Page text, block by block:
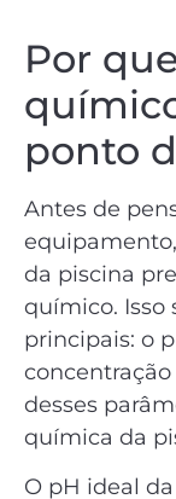
Por
ponto
Antes de
da piscina
químico. Isso
principais: o
desses
química da
O pH ideal